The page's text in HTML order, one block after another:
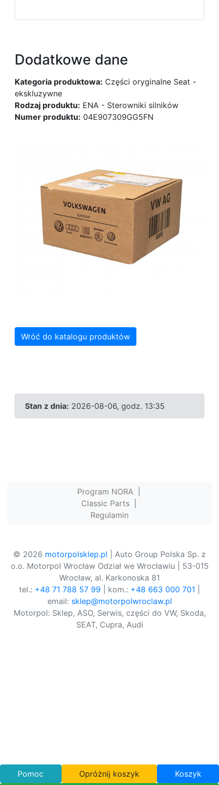
Dodatkowe dane
Kategoria produktowa: Części oryginalne Seat -
ekskluzywne
Rodzaj produktu: ENA - Sterowniki silników
Numer produktu: 04E907309GG5FN
Wróć do katalogu produktów
Stan z dnia: 2026-08-06, godz. 13:35
Program NORA
Classic Parts
Regulamin
© 2026 motorpolsklep.pl | Auto Group Polska Sp. z
o.o. Motorpol Wrocław Odział we Wrocławiu | 53-015
Wrocław, al. Karkonoska 81
tel.: +48 71 788 57 99 | kom.: +48 663 000 701
email: sklep@motorpolwroclaw.pl
Motorpol: Sklep, ASO, Serwis, części do VW, Skoda,
SEAT, Cupra, Audi
Pomoc Opróżnij koszyk Koszyk